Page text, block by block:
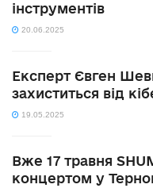
інструментів
20.06.2025
Експерт Євген
захиститься від
19.05.2025
Вже 17 травня
концертом у